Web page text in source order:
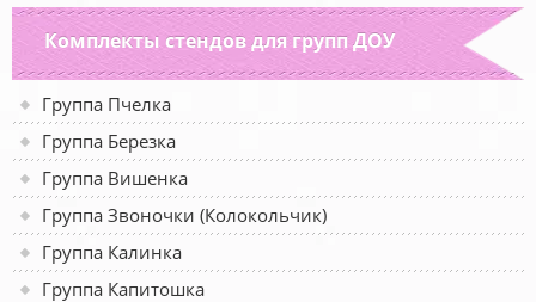
Комплекты стендов для групп ДОУ
Группа Пчелка
Группа Березка
Группа Вишенка
Группа Звоночки (Колокольчик)
Группа Калинка
Группа Капитошка